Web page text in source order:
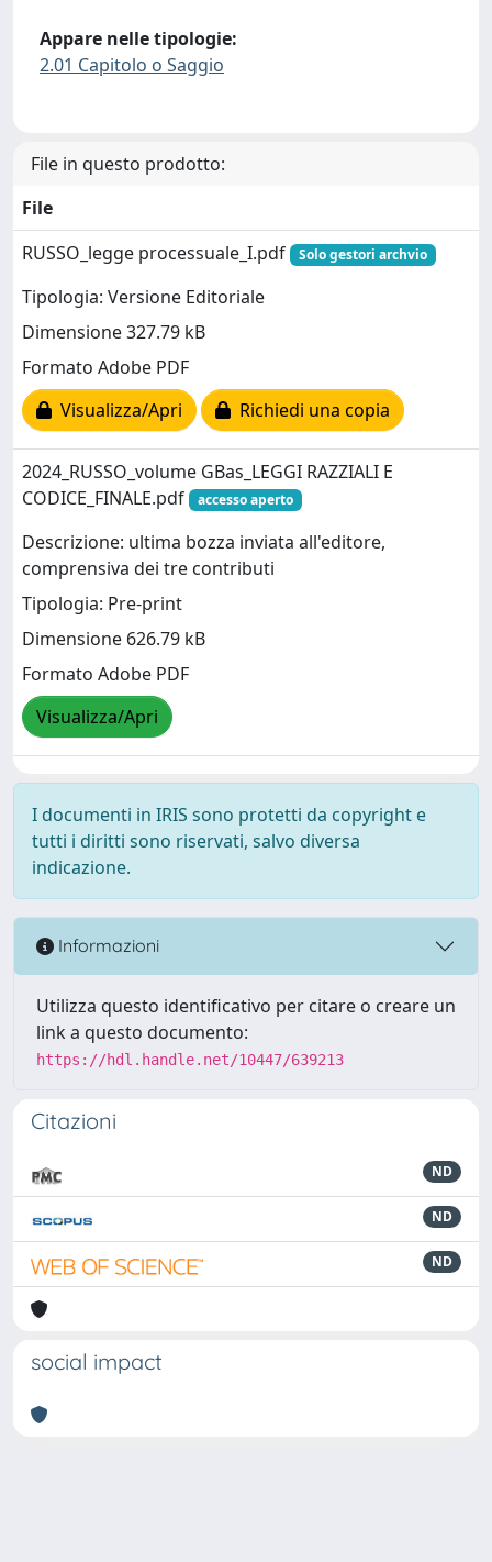
Appare nelle tipologie:
2.01 Capitolo o Saggio
File in questo prodotto:
File
RUSSO_legge processuale_I.pdf
Solo gestori archvio
Tipologia: Versione Editoriale
Dimensione 327.79 kB
Formato Adobe PDF
Visualizza/Apri
Richiedi una copia
2024_RUSSO_volume GBas_LEGGI RAZZIALI E
CODICE_FINALE.pdf
accesso aperto
Descrizione: ultima bozza inviata all'editore,
comprensiva dei tre contributi
Tipologia: Pre-print
Dimensione 626.79 kB
Formato Adobe PDF
Visualizza/Apri
I documenti in IRIS sono protetti da copyright e
tutti i diritti sono riservati, salvo diversa
indicazione.
Informazioni
Utilizza questo identificativo per citare o creare un
link a questo documento:
https://hdl.handle.net/10447/639213
Citazioni
ND
ND
ND
social impact